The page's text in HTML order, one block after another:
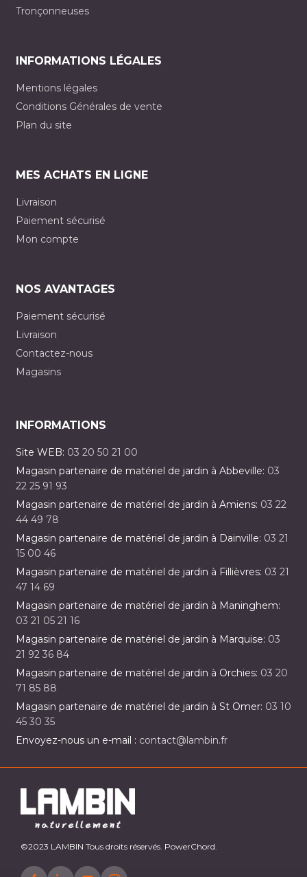
Tronçonneuses
INFORMATIONS LÉGALES
Mentions légales
Conditions Générales de vente
Plan du site
MES ACHATS EN LIGNE
Livraison
Paiement sécurisé
Mon compte
NOS AVANTAGES
Paiement sécurisé
Livraison
Contactez-nous
Magasins
INFORMATIONS
Site WEB: 03 20 50 21 00
Magasin partenaire de matériel de jardin à Abbeville: 03
22 25 91 93
Magasin partenaire de matériel de jardin à Amiens: 03 22
44 49 78
Magasin partenaire de matériel de jardin à Dainville: 03 21
15 00 46
Magasin partenaire de matériel de jardin à Fillièvres: 03 21
47 14 69
Magasin partenaire de matériel de jardin à Maninghem:
03 21 05 21 16
Magasin partenaire de matériel de jardin à Marquise: 03
21 92 36 84
Magasin partenaire de matériel de jardin à Orchies: 03 20
71 85 88
Magasin partenaire de matériel de jardin à St Omer: 03 10
45 30 35
Envoyez-nous un e-mail : contact@lambin.fr
©2023 LAMBIN Tous droits réservés. PowerChord.